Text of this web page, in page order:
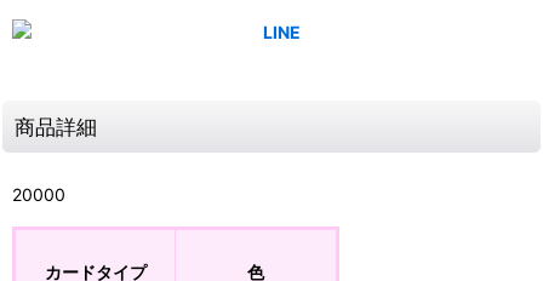
商品詳細
20000
カードタイプ 色